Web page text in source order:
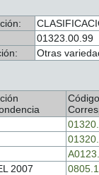
01323.00.99
Otras
Código
2007